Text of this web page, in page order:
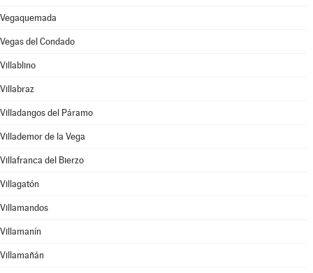
Vegaquemada
Vegas del Condado
Villablino
Villabraz
Villadangos del Páramo
Villademor de la Vega
Villafranca del Bierzo
Villagatón
Villamandos
Villamanín
Villamañán